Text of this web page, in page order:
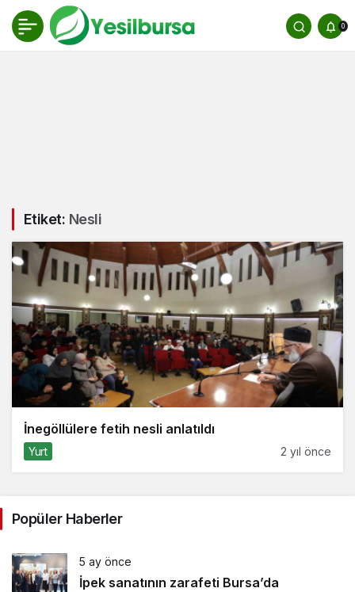
0
Etiket: Nesli
İnegöllülere fetih nesli anlatıldı
Yurt 2 yıl önce
Popüler Haberler
5 ay önce
İpek sanatının zarafeti Bursa’da